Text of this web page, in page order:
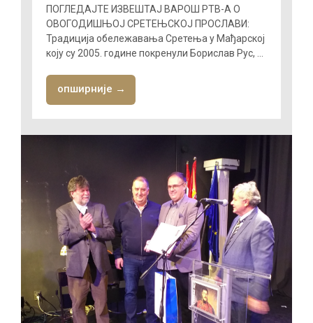
ПОГЛЕДАЈТЕ ИЗВЕШТАЈ ВАРОШ РТВ-А О
ОВОГОДИШЊОЈ СРЕТЕЊСКОЈ ПРОСЛАВИ:
Традиција обележавања Сретења у Мађарској
коју су 2005. године покренули Борислав Рус, ...
опширније →